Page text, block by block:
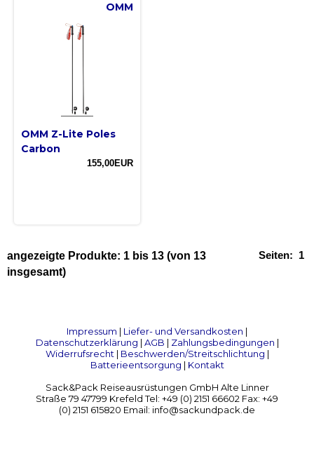
OMM
OMM Z-Lite Poles
Carbon
155,00EUR
Seiten: 1
angezeigte Produkte: 1 bis 13 (von 13
insgesamt)
Impressum | Liefer- und Versandkosten |
Datenschutzerklärung | AGB | Zahlungsbedingungen |
Widerrufsrecht| Beschwerden/Streitschlichtung |
Batterieentsorgung | Kontakt
Sack&Pack Reiseausrüstungen GmbH Alte Linner
Straße 79 47799 Krefeld Tel: +49 (0) 2151 66602 Fax: +49
(0) 2151 615820 Email: info@sackundpack.de